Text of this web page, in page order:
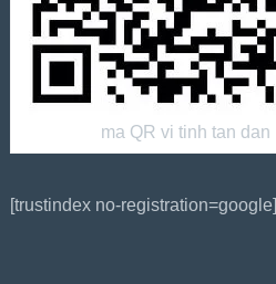
ma QR vi tinh tan dan
[trustindex no-registration=google]